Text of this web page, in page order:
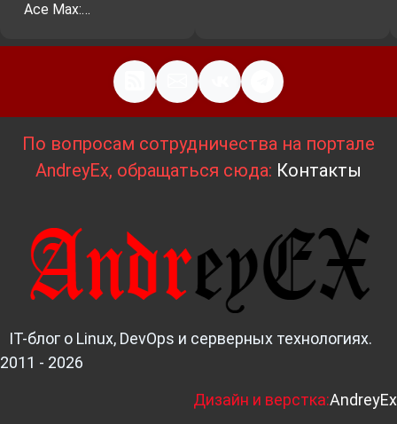
Ace Max:…
По вопросам сотрудничества на портале
AndreyEx, обращаться сюда: Контакты
IT-блог о Linux, DevOps и серверных технологиях.
2011 - 2026
Дизайн и верстка:AndreyEx